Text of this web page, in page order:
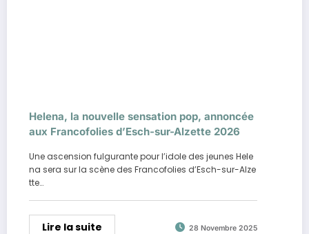
Helena, la nouvelle sensation pop, annoncée
aux Francofolies d’Esch-sur-Alzette 2026
Une ascension fulgurante pour l’idole des jeunes Hele
na sera sur la scène des Francofolies d’Esch-sur-Alze
tte…
Lire la suite 28 Novembre 2025